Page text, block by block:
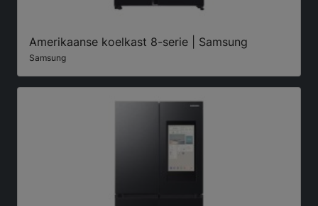
Amerikaanse koelkast 8-serie | Samsung
Samsung